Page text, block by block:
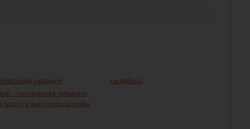
vybavení
- horolezecké vybavení
lezení v ledu nebo turistiku
na ledovci